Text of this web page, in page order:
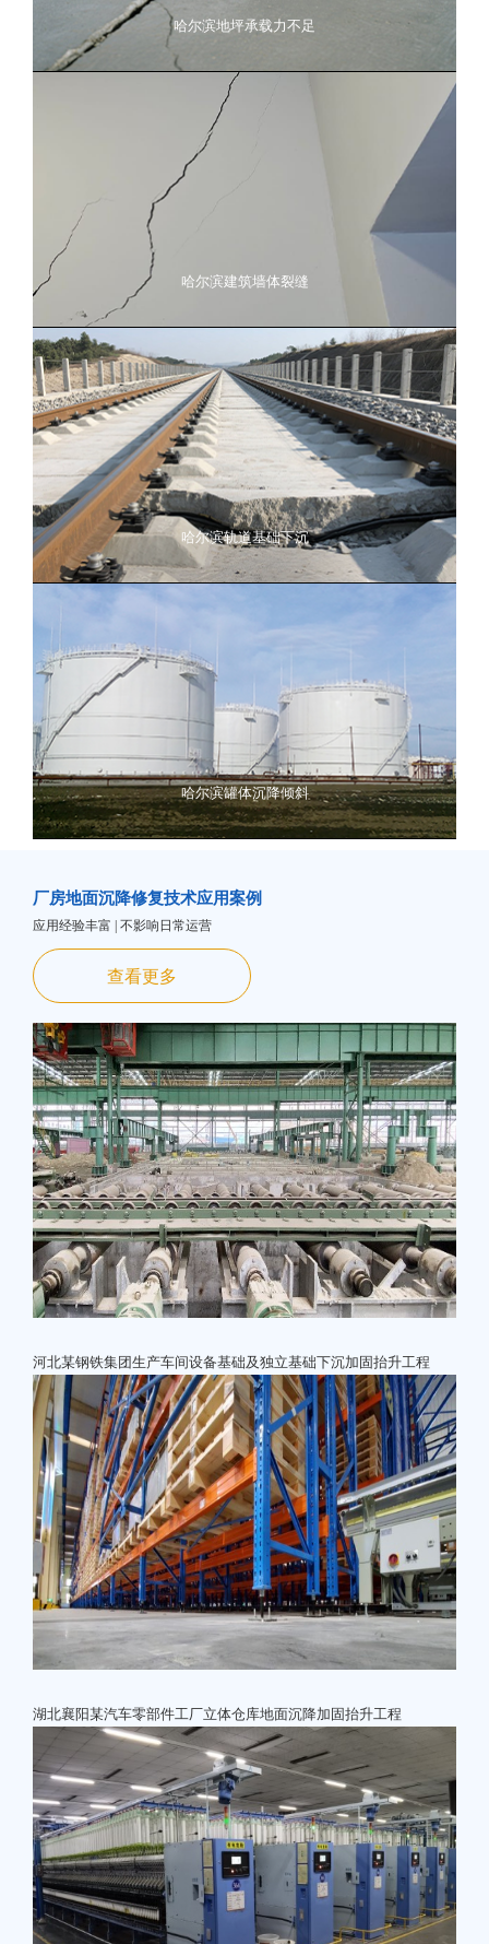
哈尔滨地坪承载力不足
哈尔滨建筑墙体裂缝
哈尔滨轨道基础下沉
哈尔滨罐体沉降倾斜
厂房地面沉降修复技术应用案例
应用经验丰富 | 不影响日常运营
查看更多
河北某钢铁集团生产车间设备基础及独立基础下沉加固抬升工程
湖北襄阳某汽车零部件工厂立体仓库地面沉降加固抬升工程